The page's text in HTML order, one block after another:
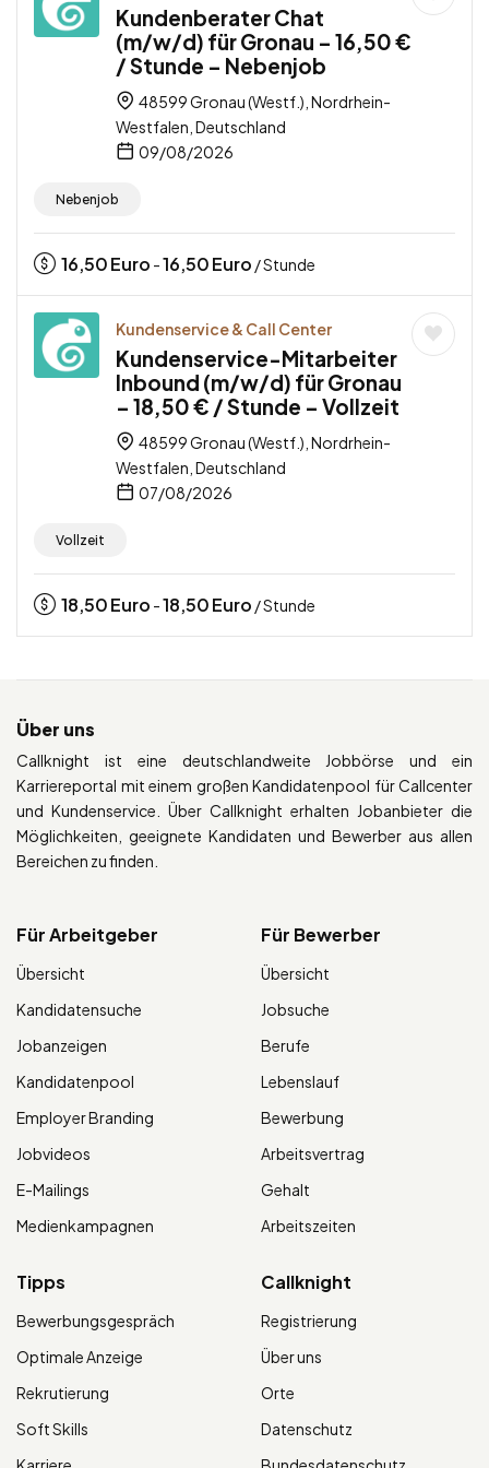
Kundenberater Chat
(m/w/d) für Gronau – 16,50 €
/ Stunde – Nebenjob
48599 Gronau (Westf.), Nordrhein-
Westfalen, Deutschland
09/08/2026
Nebenjob
16,50Euro -16,50Euro / Stunde
Kundenservice & Call Center
Kundenservice-Mitarbeiter
Inbound (m/w/d) für Gronau
– 18,50 € / Stunde – Vollzeit
48599 Gronau (Westf.), Nordrhein-
Westfalen, Deutschland
07/08/2026
Vollzeit
18,50Euro -18,50Euro / Stunde
Über uns
Callknight ist eine deutschlandweite Jobbörse und ein
Karriereportal mit einem großen Kandidatenpool für Callcenter
und Kundenservice. Über Callknight erhalten Jobanbieter die
Möglichkeiten, geeignete Kandidaten und Bewerber aus allen
Bereichen zu finden.
Für Arbeitgeber
Übersicht
Kandidatensuche
Jobanzeigen
Kandidatenpool
Employer Branding
Jobvideos
E-Mailings
Medienkampagnen
Für Bewerber
Übersicht
Jobsuche
Berufe
Lebenslauf
Bewerbung
Arbeitsvertrag
Gehalt
Arbeitszeiten
Tipps
Bewerbungsgespräch
Optimale Anzeige
Rekrutierung
Soft Skills
Callknight
Registrierung
Über uns
Orte
Datenschutz